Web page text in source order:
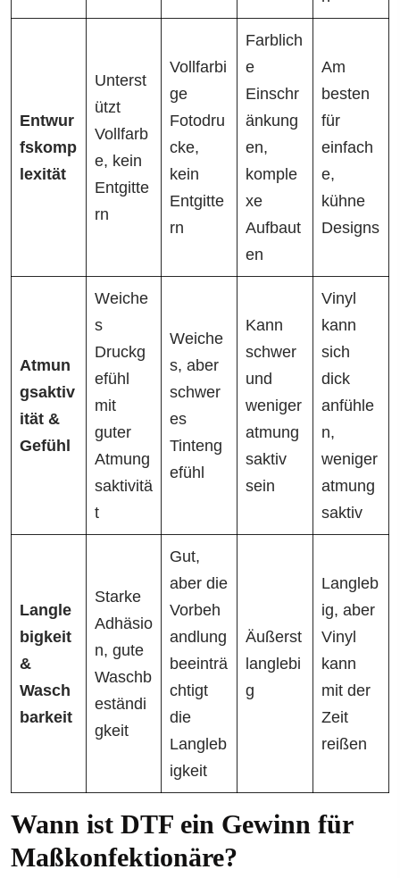
Entwur
fskomp
lexität
Unterst
ützt
Vollfarb
e, kein
Entgitte
rn
Vollfarbi
ge
Fotodru
cke,
kein
Entgitte
rn
Farblich
e
Einschr
änkung
en,
komple
xe
Aufbaut
en
Am
besten
für
einfach
e,
kühne
Designs
Atmun
gsaktiv
ität &
Gefühl
Weiche
s
Druckg
efühl
mit
guter
Atmung
saktivitä
t
Weiche
s, aber
schwer
es
Tinteng
efühl
Kann
schwer
und
weniger
atmung
saktiv
sein
Vinyl
kann
sich
dick
anfühle
n,
weniger
atmung
saktiv
Langle
bigkeit
&
Wasch
barkeit
Starke
Adhäsio
n, gute
Waschb
eständi
gkeit
Gut,
aber die
Vorbeh
andlung
beeinträ
chtigt
die
Langleb
igkeit
Äußerst
langlebi
g
Langleb
ig, aber
Vinyl
kann
mit der
Zeit
reißen
Wann ist DTF ein Gewinn für
Maßkonfektionäre?